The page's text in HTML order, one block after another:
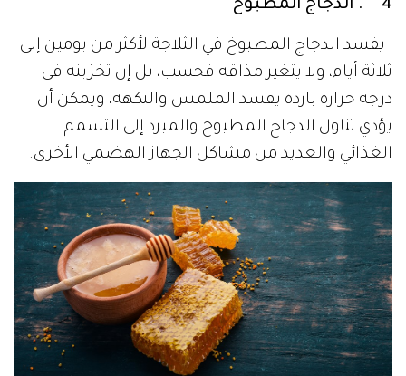
4 . الدجاج المطبوخ
يفسد الدجاج المطبوخ في الثلاجة لأكثر من يومين إلى
ثلاثة أيام، ولا يتغير مذاقه فحسب، بل إن تخزينه في
درجة حرارة باردة يفسد الملمس والنكهة، ويمكن أن
يؤدي تناول الدجاج المطبوخ والمبرد إلى التسمم
الغذائي والعديد من مشاكل الجهاز الهضمي الأخرى.